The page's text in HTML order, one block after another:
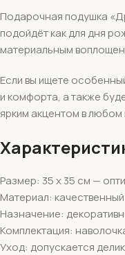
Подарочная подушка
подойдёт как для дня
материальным
Если вы ищете
и комфорта, а также
ярким акцентом в любом
Размер: 35 х 35 см —
Материал:
Назначение:
Комплектация:
Уход: допускается